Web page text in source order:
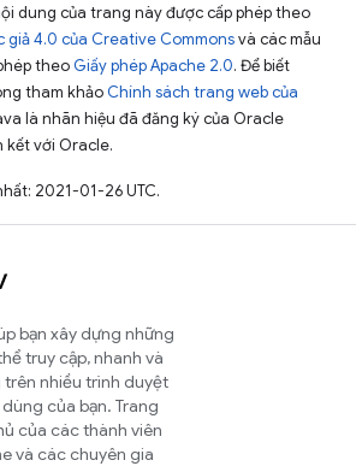
dung của trang này được cấp phép theo
giả 4.0 của Creative Commonsvà các mẫu
theo Giấy phép Apache 2.0. Để biết
tham khảo Chính sách trang web của
là nhãn hiệu đã đăng ký của Oracle
kết với Oracle.
2021-01-26 UTC.
bạn xây dựng những
truy cập, nhanh và
trên nhiều trình duyệt
của bạn. Trang
của các thành viên
và các chuyên gia